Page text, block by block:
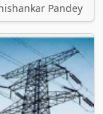
Pandey